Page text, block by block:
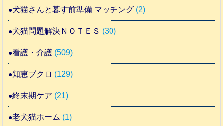
犬猫さんと暮す前準備 マッチング (2)
犬猫問題解決ＮＯＴＥＳ (30)
看護・介護 (509)
知恵ブクロ (129)
終末期ケア (21)
老犬猫ホーム (1)